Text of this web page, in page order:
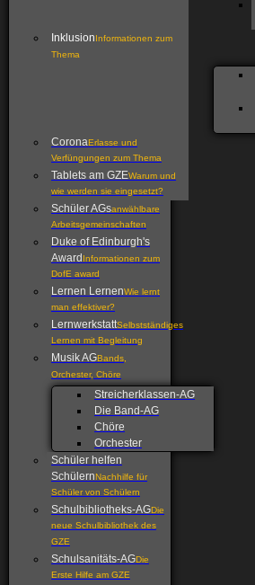
InklusionInformationen zum
Thema
CoronaErlasse und
Verfüngungen zum Thema
Tablets am GZEWarum und
wie werden sie eingesetzt?
Schüler AGsanwählbare
Arbeitsgemeinschaften
Duke of Edinburgh's
Award Informationen zum
DofE award
Lernen LernenWie lernt
man effektiver?
LernwerkstattSelbstständiges
Lernen mit Begleitung
Musik AGBands,
Orchester, Chöre
Streicherklassen-AG
Die Band-AG
Chöre
Orchester
Schüler helfen
SchülernNachhilfe für
Schüler von Schülern
Schulbibliotheks-AGDie
neue Schulbibliothek des
GZE
Schulsanitäts-AGDie
Erste Hilfe am GZE